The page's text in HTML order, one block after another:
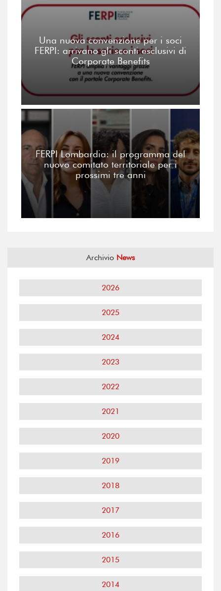
Una nuova convenzione per i soci
FERPI: arrivano gli sconti esclusivi di
Corporate Benefits
FERPI Lombardia: il programma del
nuovo comitato territoriale per i
prossimi tre anni
Archivio News
2026
2025
2024
2023
2022
2021
2020
2019
2018
2017
2016
2015
2014